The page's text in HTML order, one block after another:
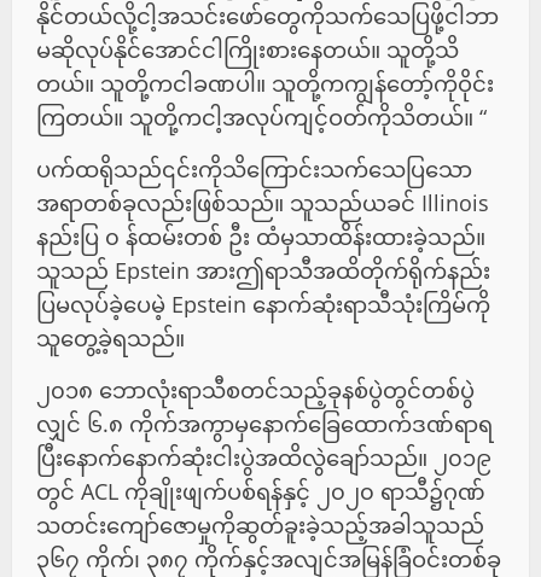
နိုင်တယ်လို့ငါ့အသင်းဖော်တွေကိုသက်သေပြဖို့ငါဘာ
မဆိုလုပ်နိုင်အောင်ငါကြိုးစားနေတယ်။ သူတို့သိ
တယ်။ သူတို့ကငါခဏပါ။ သူတို့ကကျွန်တော့်ကိုဝိုင်း
ကြတယ်။ သူတို့ကငါ့အလုပ်ကျင့်ဝတ်ကိုသိတယ်။ “
ပက်ထရိုသည်၎င်းကိုသိကြောင်းသက်သေပြသော
အရာတစ်ခုလည်းဖြစ်သည်။ သူသည်ယခင် Illinois
နည်းပြ ၀ န်ထမ်းတစ် ဦး ထံမှသာထိန်းထားခဲ့သည်။
သူသည် Epstein အားဤရာသီအထိတိုက်ရိုက်နည်း
ပြမလုပ်ခဲ့ပေမဲ့ Epstein နောက်ဆုံးရာသီသုံးကြိမ်ကို
သူတွေ့ခဲ့ရသည်။
၂၀၁၈ ဘောလုံးရာသီစတင်သည့်ခုနစ်ပွဲတွင်တစ်ပွဲ
လျှင် ၆.၈ ကိုက်အကွာမှနောက်ခြေထောက်ဒဏ်ရာရ
ပြီးနောက်နောက်ဆုံးငါးပွဲအထိလွဲချော်သည်။ ၂၀၁၉
တွင် ACL ကိုချိုးဖျက်ပစ်ရန်နှင့် ၂၀၂၀ ရာသီ၌ဂုဏ်
သတင်းကျော်ဇောမှုကိုဆွတ်ခူးခဲ့သည့်အခါသူသည်
၃၆၇ ကိုက်၊ ၃၈၇ ကိုက်နှင့်အလျင်အမြန်ခြံဝင်းတစ်ခု